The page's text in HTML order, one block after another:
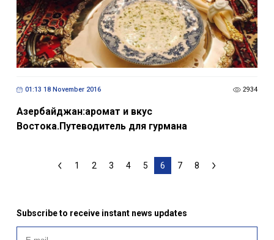
01:13 18 November 2016 2934
Азербайджан:аромат и вкус
Востока.Путеводитель для гурмана
1 2 3 4 5 6 7 8
Subscribe to receive instant news updates